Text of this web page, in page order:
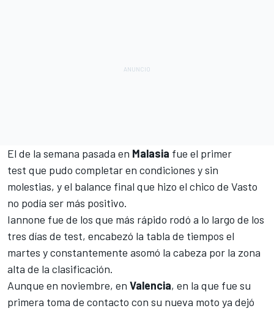
El de la semana pasada en Malasia fue el primer
test que pudo completar en condiciones y sin
molestias, y el balance final que hizo el chico de Vasto
no podía ser más positivo.
Iannone fue de los que más rápido rodó a lo largo de los
tres días de test, encabezó la tabla de tiempos el
martes y constantemente asomó la cabeza por la zona
alta de la clasificación.
Aunque en noviembre, en Valencia, en la que fue su
primera toma de contacto con su nueva moto ya dejó